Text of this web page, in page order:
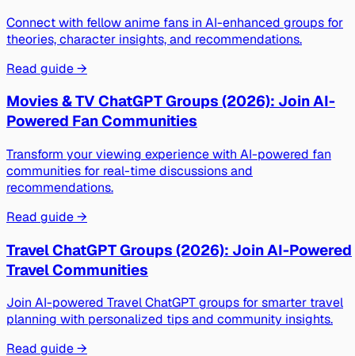
Connect with fellow anime fans in AI-enhanced groups for
theories, character insights, and recommendations.
Read guide →
Movies & TV ChatGPT Groups (2026): Join AI-
Powered Fan Communities
Transform your viewing experience with AI-powered fan
communities for real-time discussions and
recommendations.
Read guide →
Travel ChatGPT Groups (2026): Join AI-Powered
Travel Communities
Join AI-powered Travel ChatGPT groups for smarter travel
planning with personalized tips and community insights.
Read guide →